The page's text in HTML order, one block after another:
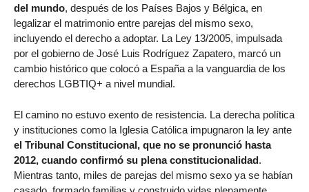
del mundo, después de los Países Bajos y Bélgica, en
legalizar el matrimonio entre parejas del mismo sexo,
incluyendo el derecho a adoptar. La Ley 13/2005, impulsada
por el gobierno de José Luis Rodríguez Zapatero, marcó un
cambio histórico que colocó a España a la vanguardia de los
derechos LGBTIQ+ a nivel mundial.
El camino no estuvo exento de resistencia. La derecha política
y instituciones como la Iglesia Católica impugnaron la ley ante
el Tribunal Constitucional, que no se pronunció hasta
2012, cuando confirmó su plena constitucionalidad.
Mientras tanto, miles de parejas del mismo sexo ya se habían